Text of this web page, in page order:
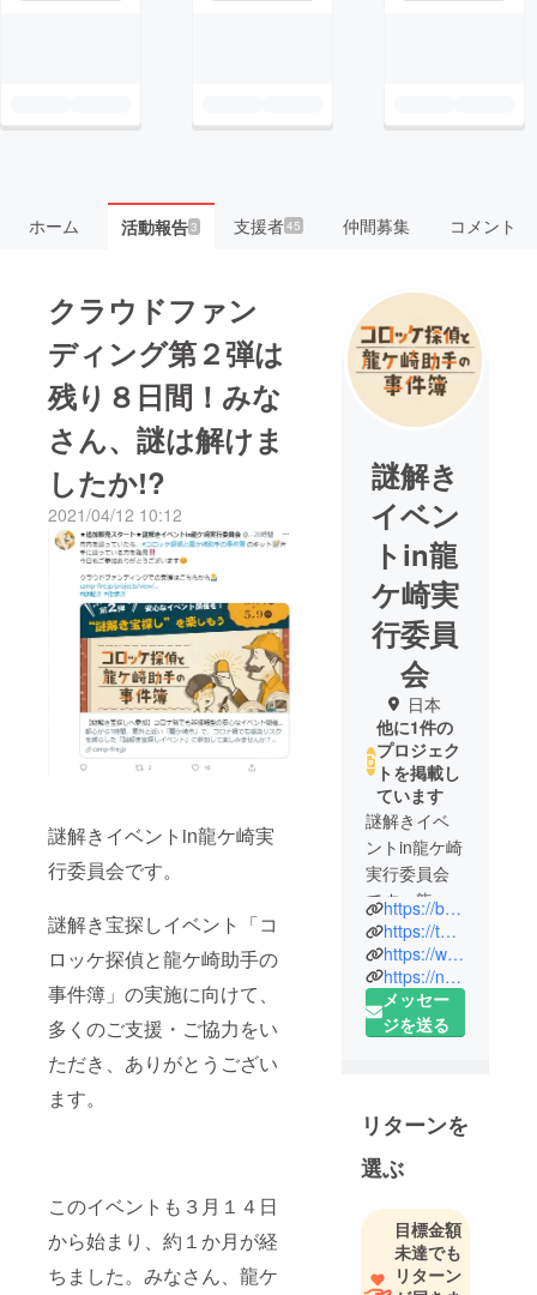
ホーム 活動報告3 支援者45 仲間募集 コメント
クラウドファン
ディング第２弾は
残り８日間！みな
さん、謎は解けま
したか!?
2021/04/12 10:12
謎解きイベントin龍ケ崎実
行委員会です。
謎解き宝探しイベント「コ
ロッケ探偵と龍ケ崎助手の
事件簿」の実施に向けて、
多くのご支援・ご協力をい
ただき、ありがとうござい
ます。
このイベントも３月１４日
から始まり、約１か月が経
ちました。みなさん、龍ケ
謎解き
イベン
トin龍
ケ崎実
行委員
会
日本
他に1件の
プロジェク
トを掲載し
ています
謎解きイベ
ントin龍ケ崎
実行委員会
です。龍ケ
崎市・JR東
日本水戸支
社・関東鉄
道を中心
に、関係事
ます。龍ケ
崎市で「謎
解き宝探し
を実施する
ために、活
動していま
https://bouken-works.co.jp/event/ryugasaki/
https://twitter.com/nazo_ryugasaki
https://www.kantetsu.co.jp/event/nazotoki.html
https://news.yahoo.co.jp/articles/6d4a18bc9242b4c86c7e187a6fa79b4c27e6951b
メッセー
ジを送る
リターンを
選ぶ
目標金額
未達でも
リターン